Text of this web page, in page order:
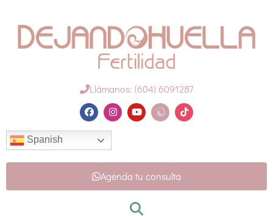
Llámanos: (604) 6091287
Spanish
Agenda tu consulta